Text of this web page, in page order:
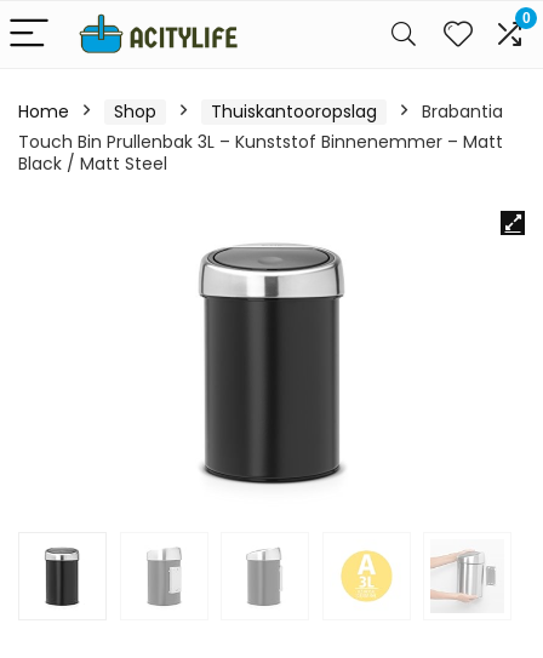
0
Home Shop Thuiskantooropslag
Brabantia
Touch Bin Prullenbak 3L – Kunststof Binnenemmer – Matt
Black / Matt Steel